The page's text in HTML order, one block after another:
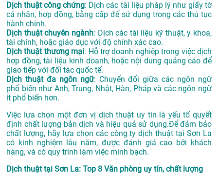
Dịch thuật công chứng: Dịch các tài liệu pháp lý như giấy tờ
cá nhân, hợp đồng, bằng cấp để sử dụng trong các thủ tục
hành chính.
Dịch thuật chuyên ngành: Dịch các tài liệu kỹ thuật, y khoa,
tài chính, hoặc giáo dục với độ chính xác cao.
Dịch thuật thương mại: Hỗ trợ doanh nghiệp trong việc dịch
hợp đồng, tài liệu kinh doanh, hoặc nội dung quảng cáo để
giao tiếp với đối tác quốc tế.
Dịch thuật đa ngôn ngữ: Chuyển đổi giữa các ngôn ngữ
phổ biến như Anh, Trung, Nhật, Hàn, Pháp và các ngôn ngữ
ít phổ biến hơn.
Việc lựa chọn một đơn vị dịch thuật uy tín là yếu tố quyết
định chất lượng bản dịch và hiệu quả sử dụng.Để đảm bảo
chất lượng, hãy lựa chọn các công ty dịch thuật tại Sơn La
có kinh nghiệm lâu năm, được đánh giá cao bởi khách
hàng, và có quy trình làm việc minh bạch.
Dịch thuật tại Sơn La: Top 8 Văn phòng uy tín, chất lượng